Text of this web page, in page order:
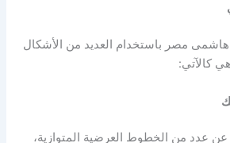
مصر باستخدام العديد من الأشكال
كالآتي:
عدد من الخطوط العرضية المتوازية،